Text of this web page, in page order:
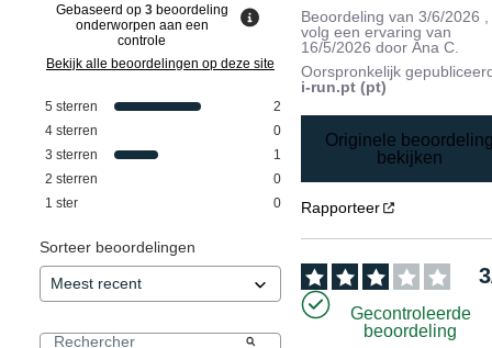
Gebaseerd op 3 beoordeling
onderworpen aan een
controle
Bekijk alle beoordelingen op deze site
5 sterren
2
4 sterren
0
3 sterren
1
2 sterren
0
1 ster 0
Sorteer beoordelingen
Beoordeling van3/6/2026
volg een ervaring van
16/5/2026 doorAna C.
Oorspronkelijk
i-run.pt (pt)
Originele
bekijken
Rapporteer
3
Gecontroleerde
beoordeling